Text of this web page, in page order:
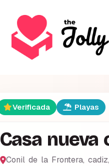
Verificada Playas
Casa
Conil de la Frontera, cadiz,